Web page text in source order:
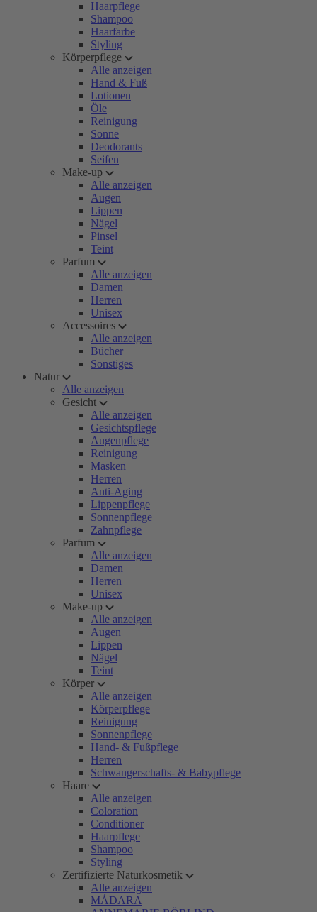
Haarpflege
Shampoo
Haarfarbe
Styling
Körperpflege
Alle anzeigen
Hand & Fuß
Lotionen
Öle
Reinigung
Sonne
Deodorants
Seifen
Make-up
Alle anzeigen
Augen
Lippen
Nägel
Pinsel
Teint
Parfum
Alle anzeigen
Damen
Herren
Unisex
Accessoires
Alle anzeigen
Bücher
Sonstiges
Natur
Alle anzeigen
Gesicht
Alle anzeigen
Gesichtspflege
Augenpflege
Reinigung
Masken
Herren
Anti-Aging
Lippenpflege
Sonnenpflege
Zahnpflege
Parfum
Alle anzeigen
Damen
Herren
Unisex
Make-up
Alle anzeigen
Augen
Lippen
Nägel
Teint
Körper
Alle anzeigen
Körperpflege
Reinigung
Sonnenpflege
Hand- & Fußpflege
Herren
Schwangerschafts- & Babypflege
Haare
Alle anzeigen
Coloration
Conditioner
Haarpflege
Shampoo
Styling
Zertifizierte Naturkosmetik
Alle anzeigen
MÁDARA